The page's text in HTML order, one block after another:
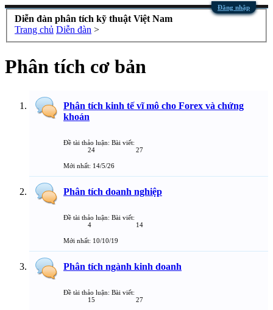
Đăng nhập
Diễn đàn phân tích kỹ thuật Việt Nam
Trang chủ Diễn đàn >
Phân tích cơ bản
Phân tích kinh tế vĩ mô cho Forex và chứng
khoán
Đề tài thảo luận:
24
Bài viết:
27
14/5/26
Phân tích doanh nghiệp
Đề tài thảo luận:
4
Bài viết:
14
10/10/19
Phân tích ngành kinh doanh
Đề tài thảo luận:
15
Bài viết:
27